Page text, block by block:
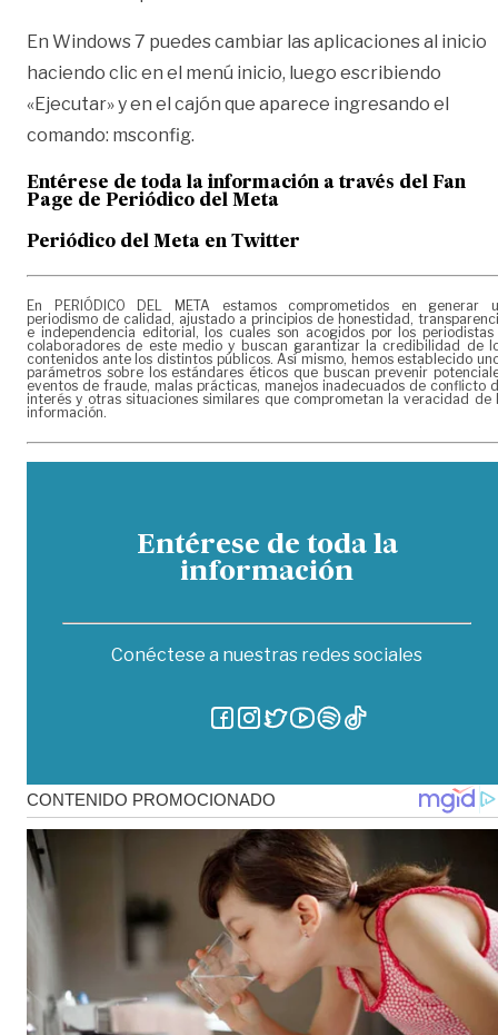
En Windows 7 puedes cambiar las aplicaciones al inicio
haciendo clic en el menú inicio, luego escribiendo
«Ejecutar» y en el cajón que aparece ingresando el
comando: msconfig.
Entérese de toda la información a través del Fan
Page de Periódico del Meta
Periódico del Meta en Twitter
En PERIÓDICO DEL META estamos comprometidos en generar
periodismo de calidad, ajustado a principios de honestidad,
e independencia editorial, los cuales son acogidos por los periodistas
colaboradores de este medio y buscan garantizar la credibilidad de
contenidos ante los distintos públicos. Así mismo, hemos establecido
parámetros sobre los estándares éticos que buscan prevenir
eventos de fraude, malas prácticas, manejos inadecuados de conflicto
interés y otras situaciones similares que comprometan la veracidad de
información.
Entérese de toda la
información
Conéctese a nuestras redes sociales